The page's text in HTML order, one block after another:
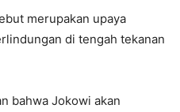
merupakan upaya
di tengah tekanan
bahwa Jokowi akan